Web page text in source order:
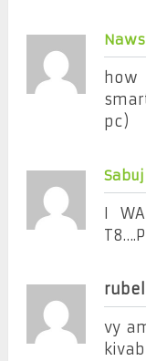
how
pc)
I
rubel
vy